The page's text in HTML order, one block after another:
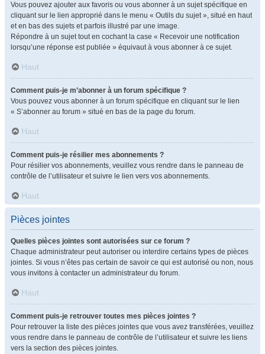
Vous pouvez ajouter aux favoris ou vous abonner à un sujet spécifique en
cliquant sur le lien approprié dans le menu « Outils du sujet », situé en haut
et en bas des sujets et parfois illustré par une image.
Répondre à un sujet tout en cochant la case « Recevoir une notification
lorsqu’une réponse est publiée » équivaut à vous abonner à ce sujet.
Haut
Comment puis-je m’abonner à un forum spécifique ?
Vous pouvez vous abonner à un forum spécifique en cliquant sur le lien
« S’abonner au forum » situé en bas de la page du forum.
Haut
Comment puis-je résilier mes abonnements ?
Pour résilier vos abonnements, veuillez vous rendre dans le panneau de
contrôle de l’utilisateur et suivre le lien vers vos abonnements.
Haut
Pièces jointes
Quelles pièces jointes sont autorisées sur ce forum ?
Chaque administrateur peut autoriser ou interdire certains types de pièces
jointes. Si vous n’êtes pas certain de savoir ce qui est autorisé ou non, nous
vous invitons à contacter un administrateur du forum.
Haut
Comment puis-je retrouver toutes mes pièces jointes ?
Pour retrouver la liste des pièces jointes que vous avez transférées, veuillez
vous rendre dans le panneau de contrôle de l’utilisateur et suivre les liens
vers la section des pièces jointes.